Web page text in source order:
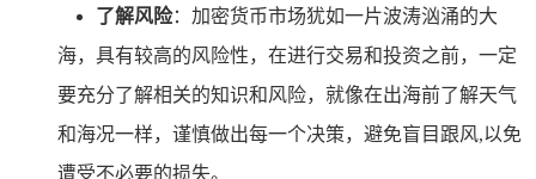
了解风险：加密货币市场犹如一片波涛汹涌的大
海，具有较高的风险性，在进行交易和投资之前，一定
要充分了解相关的知识和风险，就像在出海前了解天气
和海况一样，谨慎做出每一个决策，避免盲目跟风,以免
遭受不必要的损失。